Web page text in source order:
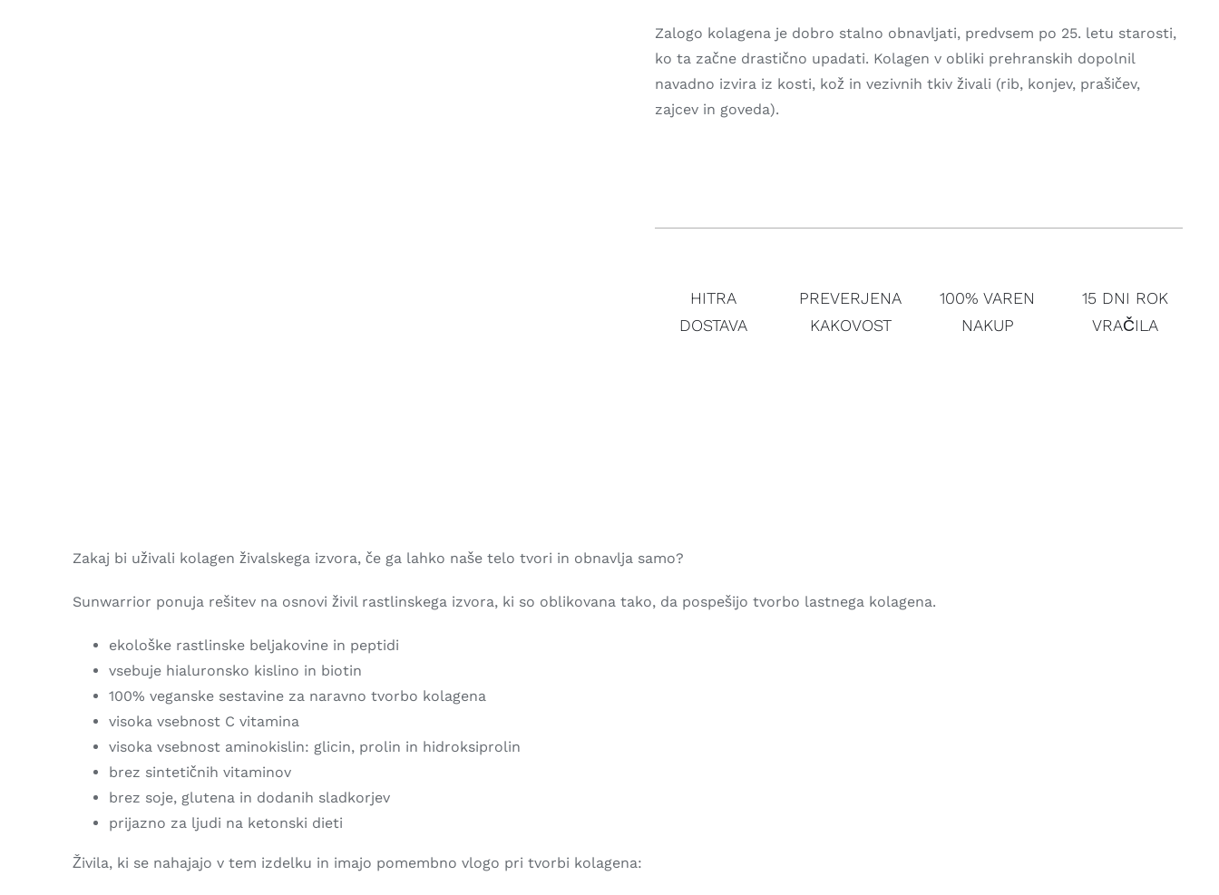
Zalogo kolagena je dobro stalno obnavljati, predvsem po 25. letu starosti,
ko ta začne drastično upadati. Kolagen v obliki prehranskih dopolnil
navadno izvira iz kosti, kož in vezivnih tkiv živali (rib, konjev, prašičev,
zajcev in goveda).
HITRA
DOSTAVA
PREVERJENA
KAKOVOST
100% VAREN
NAKUP
15 DNI ROK
VRAČILA
Zakaj bi uživali kolagen živalskega izvora, če ga lahko naše telo tvori in obnavlja samo?
Sunwarrior ponuja rešitev na osnovi živil rastlinskega izvora, ki so oblikovana tako, da pospešijo tvorbo lastnega kolagena.
ekološke rastlinske beljakovine in peptidi
vsebuje hialuronsko kislino in biotin
100% veganske sestavine za naravno tvorbo kolagena
visoka vsebnost C vitamina
visoka vsebnost aminokislin: glicin, prolin in hidroksiprolin
brez sintetičnih vitaminov
brez soje, glutena in dodanih sladkorjev
prijazno za ljudi na ketonski dieti
Živila, ki se nahajajo v tem izdelku in imajo pomembno vlogo pri tvorbi kolagena: